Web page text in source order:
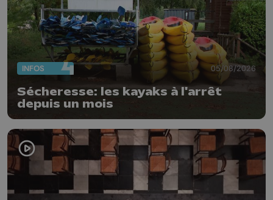
INFOS 05/08/2026
Sécheresse: les kayaks à l'arrêt
depuis un mois